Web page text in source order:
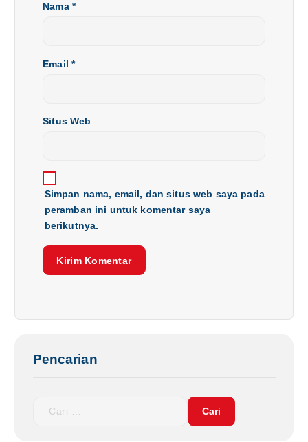
Nama *
Email *
Situs Web
Simpan nama, email, dan situs web saya pada
peramban ini untuk komentar saya
berikutnya.
Pencarian